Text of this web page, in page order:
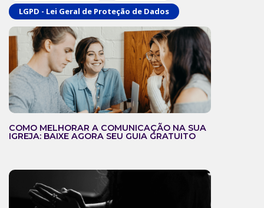
LGPD - Lei Geral de Proteção de Dados
COMO MELHORAR A COMUNICAÇÃO NA SUA
IGREJA: BAIXE AGORA SEU GUIA GRATUITO